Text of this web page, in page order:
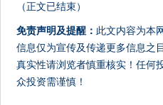
（正文已结束）
免责声明及提醒： 此文内容为本
信息仅为宣传及传递更多信息之
真实性请浏览者慎重核实！任何
众投资需谨慎！